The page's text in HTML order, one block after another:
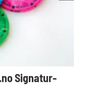
Signatur-